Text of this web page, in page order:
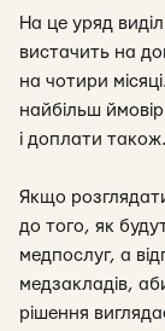
На це уряд
вистачить на
на чотири
найбільш
і доплати також.
Якщо
до того, як
медпослуг, а
медзакладів,
рішення